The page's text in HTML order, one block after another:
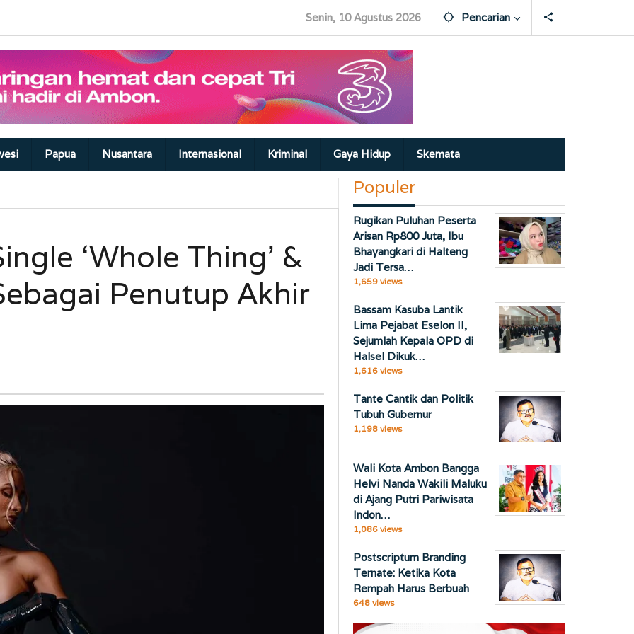
Senin, 10 Agustus 2026 Pencarian
Papua Nusantara Internasional Kriminal Gaya Hidup Skemata
‘Whole Thing’ &
Penutup Akhir
Populer
Rugikan Puluhan Peserta
Arisan Rp800 Juta, Ibu
Bhayangkari di Halteng
Jadi Tersa…
1,659 views
Bassam Kasuba Lantik
Lima Pejabat Eselon II,
Sejumlah Kepala OPD di
Halsel Dikuk…
1,616 views
Tante Cantik dan Politik
Tubuh Gubernur
1,198 views
Wali Kota Ambon Bangga
Helvi Nanda Wakili Maluku
di Ajang Putri Pariwisata
Indon…
1,086 views
Postscriptum Branding
Ternate: Ketika Kota
Rempah Harus Berbuah
648 views